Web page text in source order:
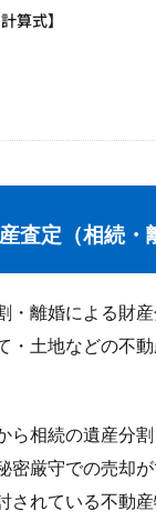
算式】
査定（相続・
離婚による財
土地などの不
相続の遺産分
厳守での売却が
れている不動